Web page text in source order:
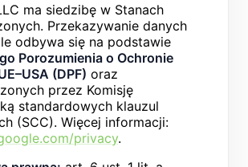
ma siedzibę w Stanach
Przekazywanie danych
odbywa się na podstawie
Porozumienia o Ochronie
(DPF) oraz
przez Komisję
standardowych klauzul
(SCC). Więcej informacji:
privacy.